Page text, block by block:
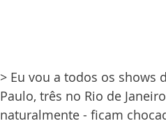
> Eu vou a todos os shows
Paulo, três no Rio de
naturalmente - ficam